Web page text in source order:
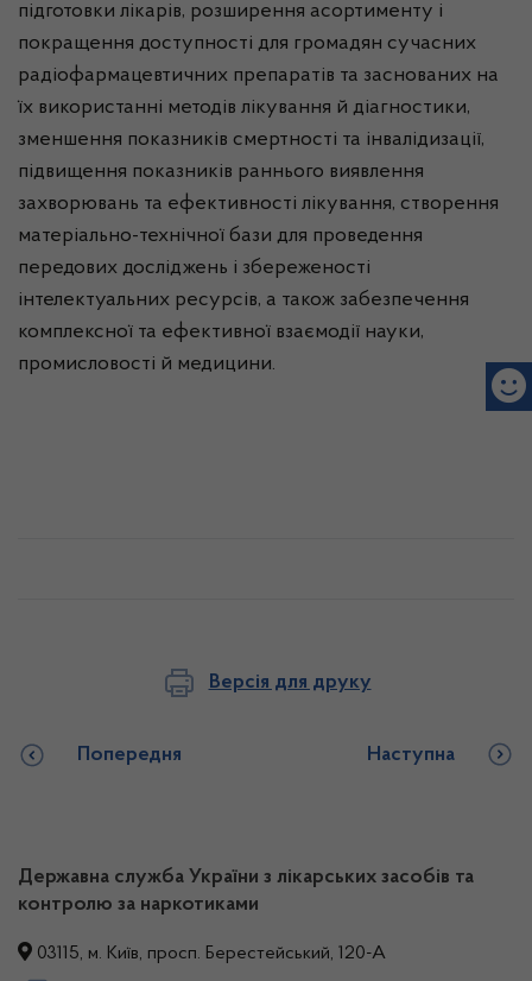
підготовки лікарів, розширення асортименту і
покращення доступності для громадян сучасних
радіофармацевтичних препаратів та заснованих на
їх використанні методів лікування й діагностики,
зменшення показників смертності та інвалідизації,
підвищення показників раннього виявлення
захворювань та ефективності лікування, створення
матеріально-технічної бази для проведення
передових досліджень і збереженості
інтелектуальних ресурсів, а також забезпечення
комплексної та ефективної взаємодії науки,
промисловості й медицини.
Версія для друку
Попередня Наступна
Державна служба України з лікарських засобів та
контролю за наркотиками
03115, м. Київ, просп. Берестейський, 120-А